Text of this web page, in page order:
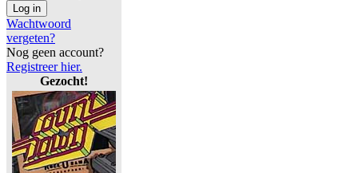
Wachtwoord
vergeten?
Nog geen account?
Registreer hier.
Gezocht!